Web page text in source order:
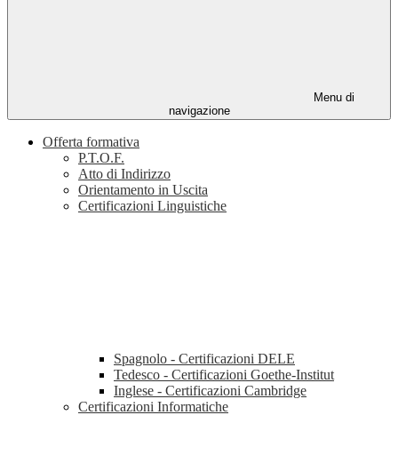
Menu di
navigazione
Offerta formativa
P.T.O.F.
Atto di Indirizzo
Orientamento in Uscita
Certificazioni Linguistiche
Spagnolo - Certificazioni DELE
Tedesco - Certificazioni Goethe-Institut
Inglese - Certificazioni Cambridge
Certificazioni Informatiche